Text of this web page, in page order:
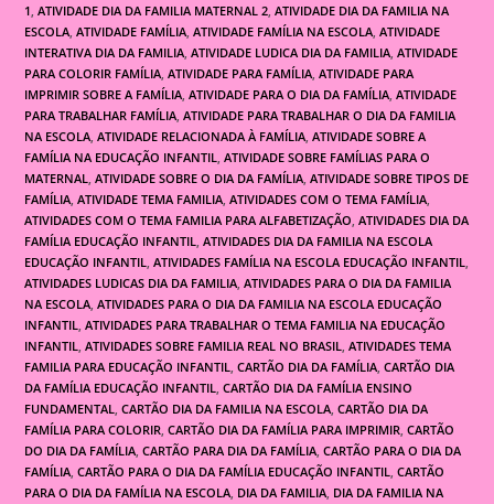
1, ATIVIDADE DIA DA FAMILIA MATERNAL 2, ATIVIDADE DIA DA FAMILIA NA
ESCOLA, ATIVIDADE FAMÍLIA, ATIVIDADE FAMÍLIA NA ESCOLA, ATIVIDADE
INTERATIVA DIA DA FAMILIA, ATIVIDADE LUDICA DIA DA FAMILIA, ATIVIDADE
PARA COLORIR FAMÍLIA, ATIVIDADE PARA FAMÍLIA, ATIVIDADE PARA
IMPRIMIR SOBRE A FAMÍLIA, ATIVIDADE PARA O DIA DA FAMÍLIA, ATIVIDADE
PARA TRABALHAR FAMÍLIA, ATIVIDADE PARA TRABALHAR O DIA DA FAMILIA
NA ESCOLA, ATIVIDADE RELACIONADA À FAMÍLIA, ATIVIDADE SOBRE A
FAMÍLIA NA EDUCAÇÃO INFANTIL, ATIVIDADE SOBRE FAMÍLIAS PARA O
MATERNAL, ATIVIDADE SOBRE O DIA DA FAMÍLIA, ATIVIDADE SOBRE TIPOS DE
FAMÍLIA, ATIVIDADE TEMA FAMILIA, ATIVIDADES COM O TEMA FAMÍLIA,
ATIVIDADES COM O TEMA FAMILIA PARA ALFABETIZAÇÃO, ATIVIDADES DIA DA
FAMÍLIA EDUCAÇÃO INFANTIL, ATIVIDADES DIA DA FAMILIA NA ESCOLA
EDUCAÇÃO INFANTIL, ATIVIDADES FAMÍLIA NA ESCOLA EDUCAÇÃO INFANTIL,
ATIVIDADES LUDICAS DIA DA FAMILIA, ATIVIDADES PARA O DIA DA FAMILIA
NA ESCOLA, ATIVIDADES PARA O DIA DA FAMILIA NA ESCOLA EDUCAÇÃO
INFANTIL, ATIVIDADES PARA TRABALHAR O TEMA FAMILIA NA EDUCAÇÃO
INFANTIL, ATIVIDADES SOBRE FAMILIA REAL NO BRASIL, ATIVIDADES TEMA
FAMILIA PARA EDUCAÇÃO INFANTIL, CARTÃO DIA DA FAMÍLIA, CARTÃO DIA
DA FAMÍLIA EDUCAÇÃO INFANTIL, CARTÃO DIA DA FAMÍLIA ENSINO
FUNDAMENTAL, CARTÃO DIA DA FAMILIA NA ESCOLA, CARTÃO DIA DA
FAMÍLIA PARA COLORIR, CARTÃO DIA DA FAMÍLIA PARA IMPRIMIR, CARTÃO
DO DIA DA FAMÍLIA, CARTÃO PARA DIA DA FAMÍLIA, CARTÃO PARA O DIA DA
FAMÍLIA, CARTÃO PARA O DIA DA FAMÍLIA EDUCAÇÃO INFANTIL, CARTÃO
PARA O DIA DA FAMÍLIA NA ESCOLA, DIA DA FAMILIA, DIA DA FAMILIA NA